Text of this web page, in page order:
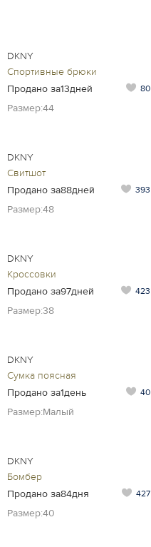
DKNY
Спортивные брюки
Продано за13дней
80
Размер:44
DKNY
Свитшот
Продано за88дней
393
Размер:48
DKNY
Кроссовки
Продано за97дней
423
Размер:38
DKNY
Сумка поясная
Продано за1день
40
Размер:Малый
DKNY
Бомбер
Продано за84дня
427
Размер:40